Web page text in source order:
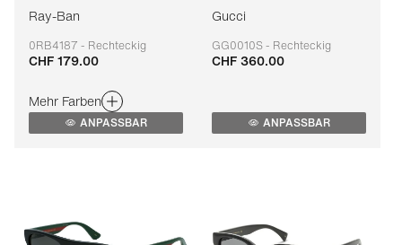
Ray-Ban
0RB4187 - Rechteckig
Anpassbar
CHF 179.00
Mehr Farben
ANPASSBAR
Gucci
GG0010S - Rechteckig
Anpassbar
CHF 360.00
ANPASSBAR